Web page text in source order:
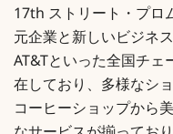
17th ストリート・プロ
元企業と新しいビジネ
AT&Tといった全国チ
在しており、多様なシ
コーヒーショップから